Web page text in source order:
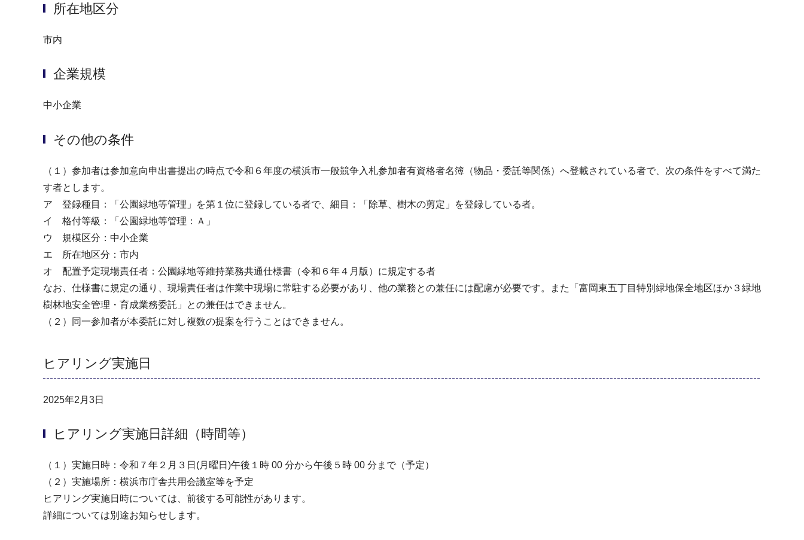
所在地区分
市内
企業規模
中小企業
その他の条件
（１）参加者は参加意向申出書提出の時点で令和６年度の横浜市一般競争入札参加者有資格者名簿（物品・委託等関係）へ登載されている者で、次の条件をすべて満た
す者とします。
ア 登録種目：「公園緑地等管理」を第１位に登録している者で、細目：「除草、樹木の剪定」を登録している者。
イ 格付等級：「公園緑地等管理：Ａ」
ウ 規模区分：中小企業
エ 所在地区分：市内
オ 配置予定現場責任者：公園緑地等維持業務共通仕様書（令和６年４月版）に規定する者
なお、仕様書に規定の通り、現場責任者は作業中現場に常駐する必要があり、他の業務との兼任には配慮が必要です。また「富岡東五丁目特別緑地保全地区ほか３緑地
樹林地安全管理・育成業務委託」との兼任はできません。
（２）同一参加者が本委託に対し複数の提案を行うことはできません。
ヒアリング実施日
2025年2月3日
ヒアリング実施日詳細（時間等）
（１）実施日時：令和７年２月３日(月曜日)午後１時 00 分から午後５時 00 分まで（予定）
（２）実施場所：横浜市庁舎共用会議室等を予定
ヒアリング実施日時については、前後する可能性があります。
詳細については別途お知らせします。